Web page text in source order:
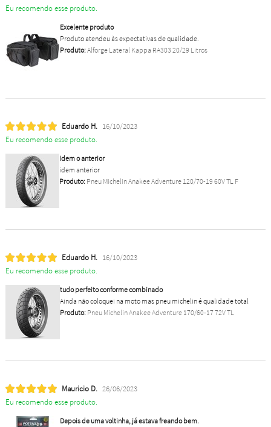
Eu recomendo esse produto.
Excelente produto
Produto atendeu às expectativas de qualidade.
Produto:Alforge Lateral Kappa RA303 20/29 Litros
Eduardo H. 16/10/2023
Eu recomendo esse produto.
idem o anterior
idem anterior
Produto:Pneu Michelin Anakee Adventure 120/70-19 60V TL F
Eduardo H. 16/10/2023
Eu recomendo esse produto.
tudo perfeito conforme combinado
Ainda não coloquei na moto mas pneu michelin é qualidade total
Produto:Pneu Michelin Anakee Adventure 170/60-17 72V TL
Mauricio D. 26/06/2023
Eu recomendo esse produto.
Depois de uma voltinha, já estava freando bem.